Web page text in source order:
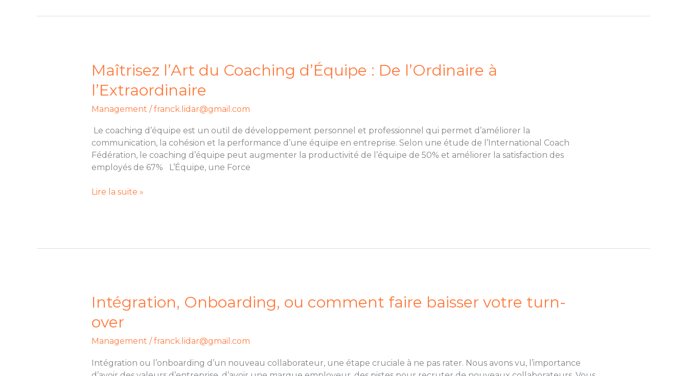
Maîtrisez l’Art du Coaching d’Équipe : De l’Ordinaire à
l’Extraordinaire
Management /franck.lidar@gmail.com
Le coaching d’équipe est un outil de développement personnel et professionnel qui permet d’améliorer la
communication, la cohésion et la performance d’une équipe en entreprise. Selon une étude de l’International Coach
Fédération, le coaching d’équipe peut augmenter la productivité de l’équipe de 50% et améliorer la satisfaction des
employés de 67% L’Équipe, une Force
Maîtrisez
l’Art
du
d’Équipe
De
l’Ordinaire
à
Lire la suite »
Intégration, Onboarding, ou comment faire baisser votre turn-
over
Management / franck.lidar@gmail.com
Intégration ou l’onboarding d’un nouveau collaborateur, une étape cruciale à ne pas rater. Nous avons vu, l’importance
Intégration,
Onboarding,
ou
faire
baisser
votre